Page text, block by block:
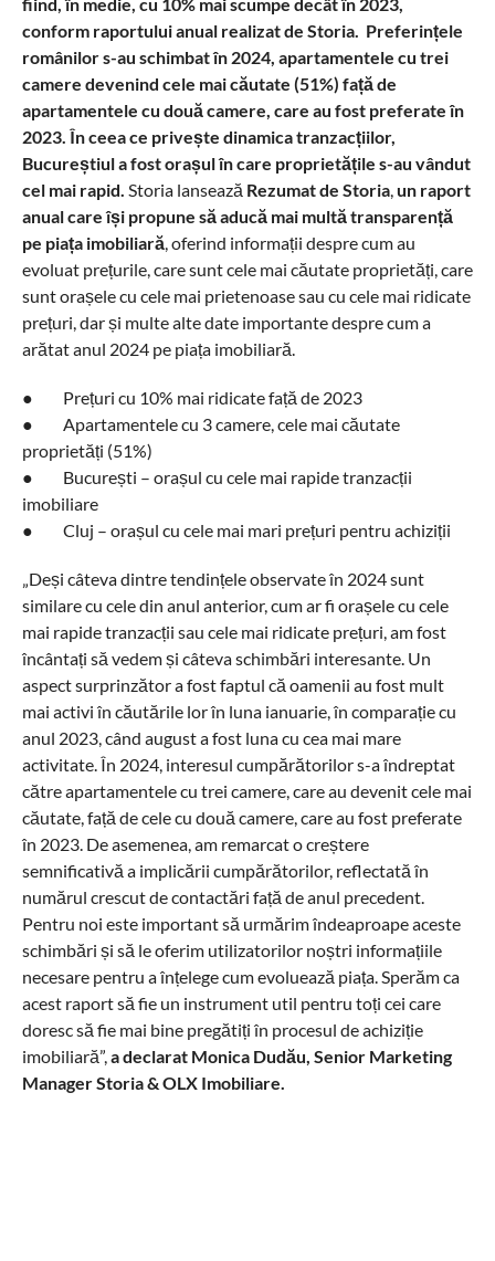
conform raportului anual realizat de Storia. Preferințele
românilor s-au schimbat în 2024, apartamentele cu trei
camere devenind cele mai căutate (51%) față de
apartamentele cu două camere, care au fost preferate în
2023. În ceea ce privește dinamica tranzacțiilor,
Bucureștiul a fost orașul în care proprietățile s-au vândut
cel mai rapid. Storia lansează Rezumat de Storia,un raport
anual care își propune să aducă mai multă transparență
pe piața imobiliară, oferind informații despre cum au
evoluat prețurile, care sunt cele mai căutate proprietăți, care
sunt orașele cu cele mai prietenoase sau cu cele mai ridicate
prețuri, dar și multe alte date importante despre cum a
arătat anul 2024 pe piața imobiliară.
● Prețuri cu 10% mai ridicate față de 2023
● Apartamentele cu 3 camere, cele mai căutate
proprietăți (51%)
● București – orașul cu cele mai rapide tranzacții
imobiliare
● Cluj – orașul cu cele mai mari prețuri pentru achiziții
„Deși câteva dintre tendințele observate în 2024 sunt
similare cu cele din anul anterior, cum ar fi orașele cu cele
mai rapide tranzacții sau cele mai ridicate prețuri, am fost
încântați să vedem și câteva schimbări interesante. Un
aspect surprinzător a fost faptul că oamenii au fost mult
mai activi în căutările lor în luna ianuarie, în comparație cu
anul 2023, când august a fost luna cu cea mai mare
activitate. În 2024, interesul cumpărătorilor s-a îndreptat
către apartamentele cu trei camere, care au devenit cele mai
căutate, față de cele cu două camere, care au fost preferate
în 2023. De asemenea, am remarcat o creștere
semnificativă a implicării cumpărătorilor, reflectată în
numărul crescut de contactări față de anul precedent.
Pentru noi este important să urmărim îndeaproape aceste
schimbări și să le oferim utilizatorilor noștri informațiile
necesare pentru a înțelege cum evoluează piața. Sperăm ca
acest raport să fie un instrument util pentru toți cei care
doresc să fie mai bine pregătiți în procesul de achiziție
imobiliară”,a declarat Monica Dudău, Senior Marketing
Manager Storia & OLX Imobiliare.